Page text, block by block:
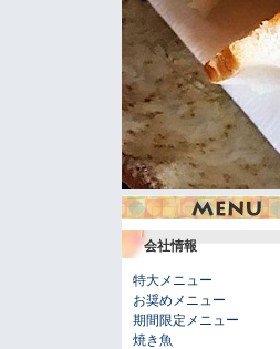
会社情報
特大メニュー
お奨めメニュー
期間限定メニュー
焼き魚